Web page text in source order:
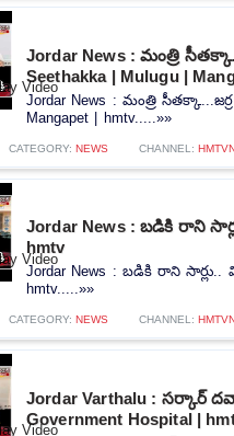
Jordar News : మంత్రి
Seethakka | Mulugu |
Jordar News : మంత్రి
Mangapet | hmtv.....»»
CATEGORY: NEWS CHANNEL:
Jordar News : బడికి రాని
hmtv
Jordar News : బడికి రాని సార్లు..
hmtv.....»»
CATEGORY: NEWS CHANNEL:
Jordar Varthalu : సర్కార్
Government Hospital |